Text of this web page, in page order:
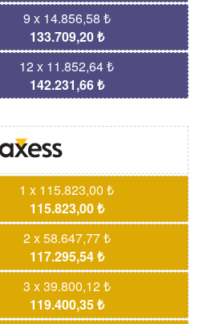
9 x 14.856,58 ₺
133.709,20 ₺
12 x 11.852,64 ₺
142.231,66 ₺
1 x 115.823,00 ₺
115.823,00 ₺
2 x 58.647,77 ₺
117.295,54 ₺
3 x 39.800,12 ₺
119.400,35 ₺